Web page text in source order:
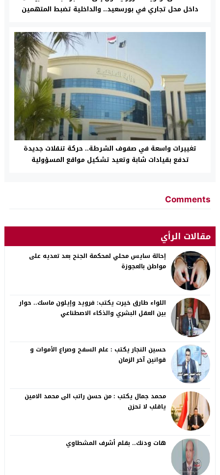
داخل محل تجاري في بورسعيد.. والداخلية تضبط المتهمين
تغييرات واسعة في صفوف الشرطة.. حركة تنقلات جديدة
تدفع بقيادات شابة وتعيد تشكيل مواقع المسؤولية
Comments
مقالات الرأي
إحالة سايس محلي لمحكمة الجنح بعد تعديه على
مواطن بالعجوزة
اللواء طارق خيرت يكتب: فرويد وإيلون ماسك.. حوار
بين العقل البشري والذكاء الاصطناعي
حسين النجار يكتب : علم السفح وصراع الأموات و
قوانين آخر الزمان
محمد جمال يكتب : من حسن راتب الى محمد الامين
ياقلب لا تحزن
هات ودنك.. بقلم أشرف المشطاوي